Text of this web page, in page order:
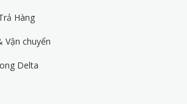
Hàng
Vận chuyển
Delta